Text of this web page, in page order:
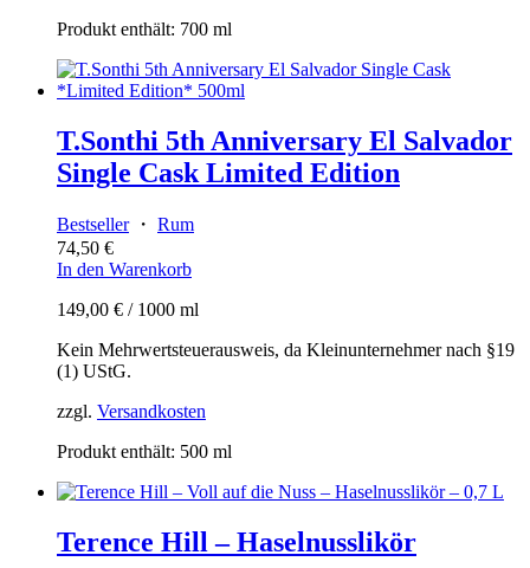
Produkt enthält: 700 ml
T.Sonthi 5th Anniversary El Salvador
Single Cask Limited Edition
Bestseller・ Rum
74,50 €
In den Warenkorb
149,00 € / 1000 ml
Kein Mehrwertsteuerausweis, da Kleinunternehmer nach §19
(1) UStG.
zzgl. Versandkosten
Produkt enthält: 500 ml
Terence Hill – Haselnusslikör